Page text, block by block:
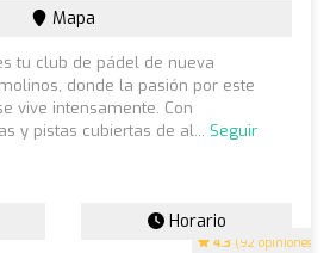
4.3 (92 opiniones)
Mapa
tu club de pádel de nueva
donde la pasión por este
vive intensamente. Con
y pistas cubiertas de al... Seguir
Horario